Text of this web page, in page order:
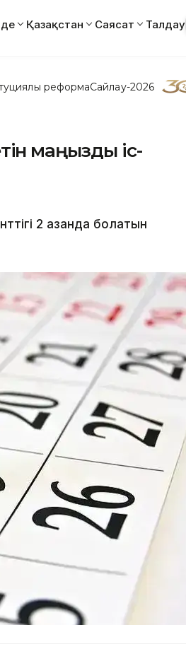
Қазақстан Саясат Талдау
реформаСайлау-2026
маңызды іс-
2 қазанда болатын